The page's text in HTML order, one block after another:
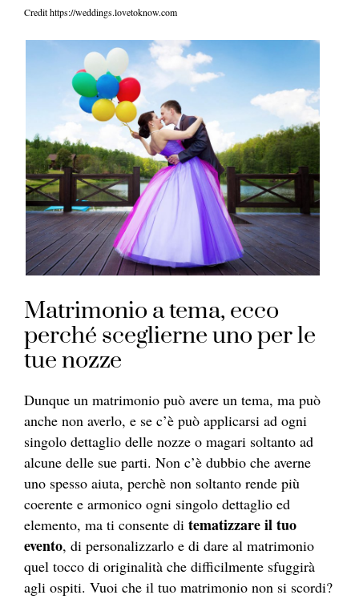
Credit https://weddings.lovetoknow.com
Matrimonio a tema, ecco
perché sceglierne uno per le
tue nozze
Dunque un matrimonio può avere un tema, ma può
anche non averlo, e se c’è può applicarsi ad ogni
singolo dettaglio delle nozze o magari soltanto ad
alcune delle sue parti. Non c’è dubbio che averne
uno spesso aiuta, perchè non soltanto rende più
coerente e armonico ogni singolo dettaglio ed
elemento, ma ti consente di tematizzare il tuo
evento, di personalizzarlo e di dare al matrimonio
quel tocco di originalità che difficilmente sfuggirà
agli ospiti. Vuoi che il tuo matrimonio non si scordi?